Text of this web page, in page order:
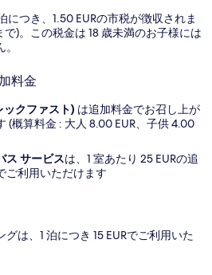
につき、1.50 EURの市税が徴収されま
で)。この税金は 18 歳未満のお子様には
料金
ックファスト) は追加料金でお召し上が
(概算料金 : 大人 8.00 EUR、子供 4.00
ス サービスは、1 室あたり 25 EURの追
ご利用いただけます
グは、1 泊につき 15 EURでご利用いた